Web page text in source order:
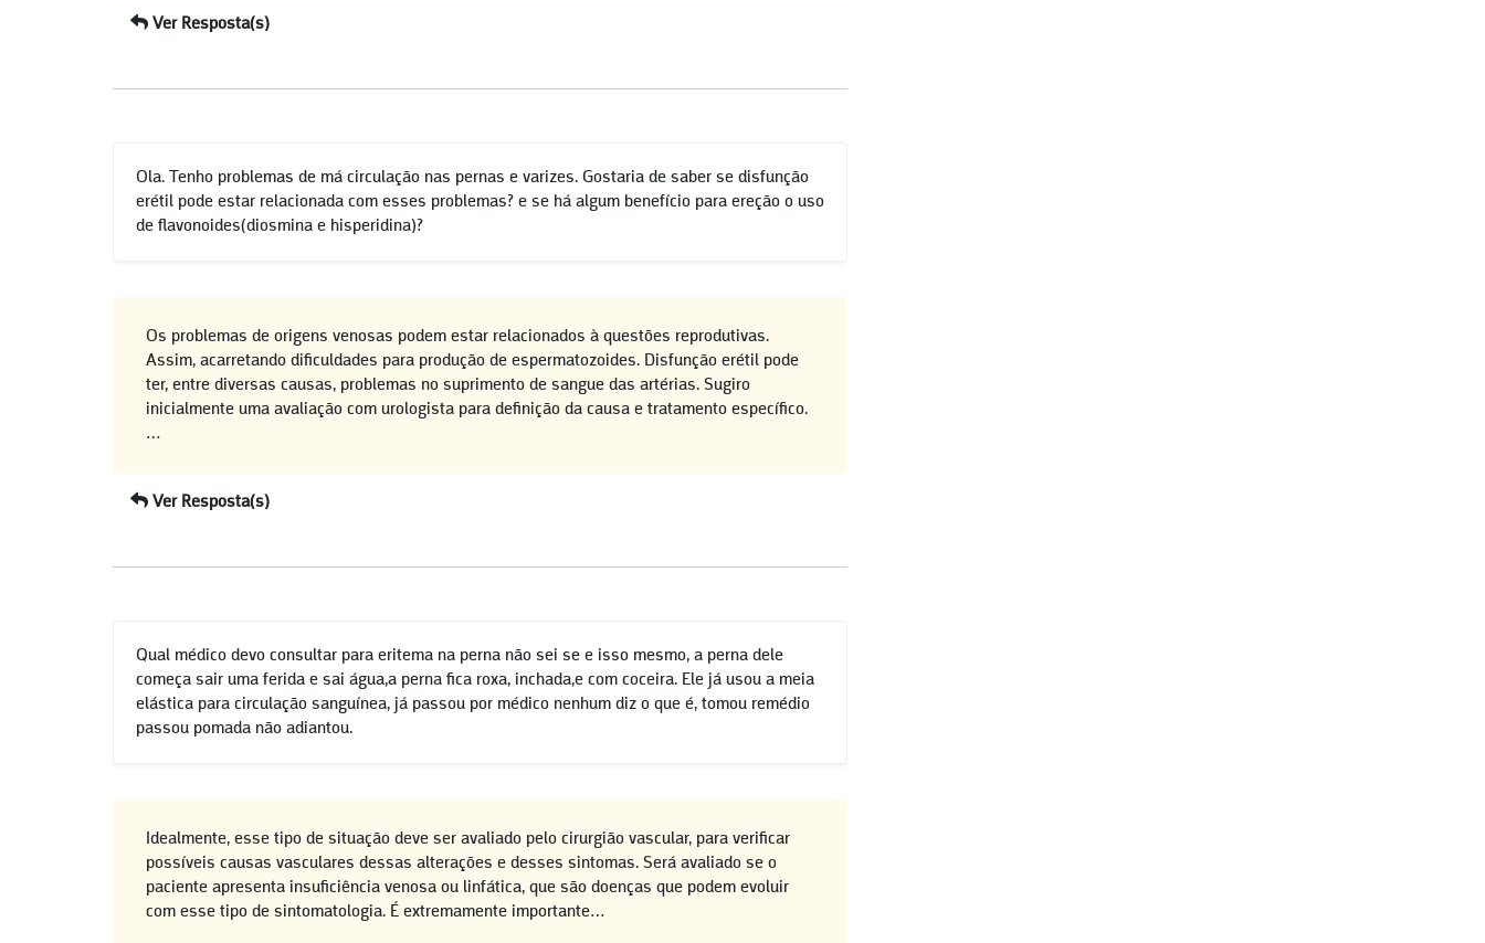
Ver Resposta(s)
Ola. Tenho problemas de má circulação nas pernas e varizes. Gostaria de saber se disfunção
erétil pode estar relacionada com esses problemas? e se há algum benefício para ereção o uso
de flavonoides(diosmina e hisperidina)?
Os problemas de origens venosas podem estar relacionados à questões reprodutivas.
Assim, acarretando dificuldades para produção de espermatozoides. Disfunção erétil pode
ter, entre diversas causas, problemas no suprimento de sangue das artérias. Sugiro
inicialmente uma avaliação com urologista para definição da causa e tratamento específico.
…
Ver Resposta(s)
Qual médico devo consultar para eritema na perna não sei se e isso mesmo, a perna dele
começa sair uma ferida e sai água,a perna fica roxa, inchada,e com coceira. Ele já usou a meia
elástica para circulação sanguínea, já passou por médico nenhum diz o que é, tomou remédio
passou pomada não adiantou.
Idealmente, esse tipo de situação deve ser avaliado pelo cirurgião vascular, para verificar
possíveis causas vasculares dessas alterações e desses sintomas. Será avaliado se o
paciente apresenta insuficiência venosa ou linfática, que são doenças que podem evoluir
com esse tipo de sintomatologia. É extremamente importante…